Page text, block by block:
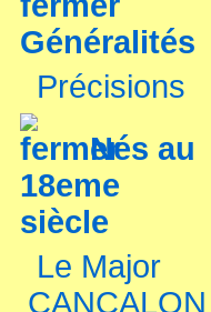
Généralités
Précisions
Nés au
18eme
siècle
Le Major
CANCALON